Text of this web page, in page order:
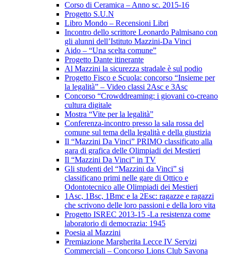
Corso di Ceramica – Anno sc. 2015-16
Progetto S.U.N
Libro Mondo – Recensioni Libri
Incontro dello scrittore Leonardo Palmisano con
gli alunni dell’Istituto Mazzini-Da Vinci
Aido – “Una scelta comune”
Progetto Dante itinerante
Al Mazzini la sicurezza stradale è sul podio
Progetto Fisco e Scuola: concorso “Insieme per
la legalità” – Video classi 2Asc e 3Asc
Concorso “Crowddreaming: i giovani co-creano
cultura digitale
Mostra “Vite per la legalità”
Conferenza-incontro presso la sala rossa del
comune sul tema della legalità e della giustizia
Il “Mazzini Da Vinci” PRIMO classificato alla
gara di grafica delle Olimpiadi dei Mestieri
Il “Mazzini Da Vinci” in TV
Gli studenti del “Mazzini da Vinci” si
classificano primi nelle gare di Ottico e
Odontotecnico alle Olimpiadi dei Mestieri
1Asc, 1Bsc, 1Bmc e la 2Esc: ragazze e ragazzi
che scrivono delle loro passioni e della loro vita
Progetto ISREC 2013-15 -La resistenza come
laboratorio di democrazia: 1945
Poesia al Mazzini
Premiazione Margherita Lecce IV Servizi
Commerciali – Concorso Lions Club Savona